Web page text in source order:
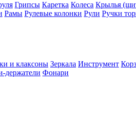
Грипсы Каретка Колеса Крылья
Рамы Рулевые колонки Рули Ручки
и клаксоны Зеркала Инструмент
держатели Фонари